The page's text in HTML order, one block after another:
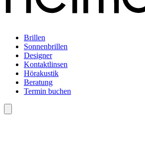
Brillen
Sonnenbrillen
Designer
Kontaktlinsen
Hörakustik
Beratung
Termin buchen